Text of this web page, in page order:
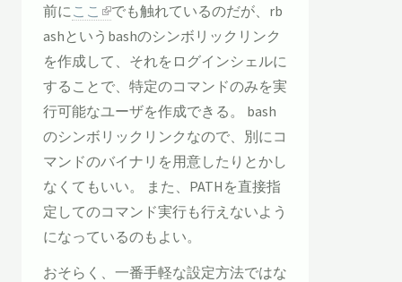
前に ここ
でも触れているのだが、rb
ashというbashのシンボリックリンク
を作成して、それをログインシェルに
することで、特定のコマンドのみを実
行可能なユーザを作成できる。 bash
のシンボリックリンクなので、別にコ
マンドのバイナリを用意したりとかし
なくてもいい。 また、PATHを直接指
定してのコマンド実行も行えないよう
になっているのもよい。
おそらく、一番手軽な設定方法ではな